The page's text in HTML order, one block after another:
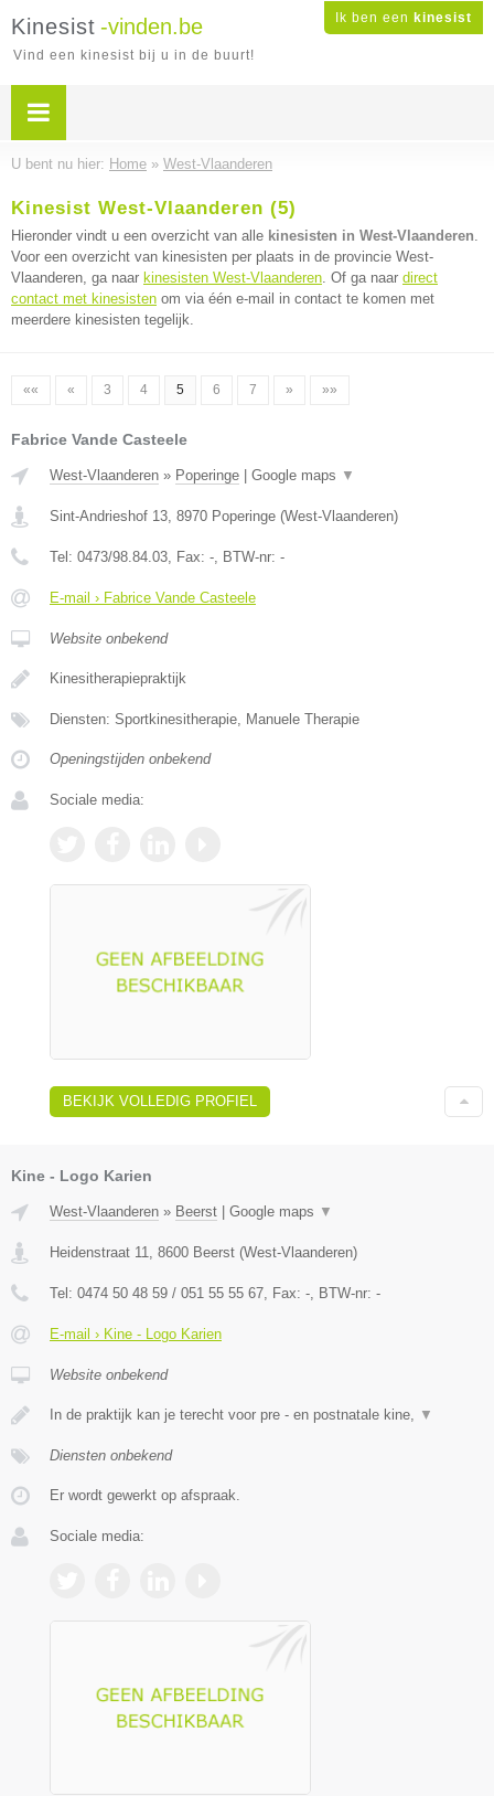
Ik ben een kinesist
Kinesist -vinden.be
Vind een kinesist bij u in de buurt!
U bent nu hier: Home » West-Vlaanderen
Kinesist West-Vlaanderen (5)
Hieronder vindt u een overzicht van alle kinesisten in West-Vlaanderen.
Voor een overzicht van kinesisten per plaats in de provincie West-
Vlaanderen, ga naar kinesisten West-Vlaanderen. Of ga naar direct
contact met kinesisten om via één e-mail in contact te komen met
meerdere kinesisten tegelijk.
«« « 3 4 5 6 7 » »»
Fabrice Vande Casteele
West-Vlaanderen » Poperinge Google maps ▼
Sint-Andrieshof 13, 8970 Poperinge (West-Vlaanderen)
Tel: 0473/98.84.03, Fax: -, BTW-nr: -
E-mail › Fabrice Vande Casteele
Website onbekend
Kinesitherapiepraktijk
Diensten: Sportkinesitherapie, Manuele Therapie
Openingstijden onbekend
Sociale media:
BEKIJK VOLLEDIG PROFIEL
Kine - Logo Karien
West-Vlaanderen » Beerst | Google maps ▼
Heidenstraat 11 8600 Beerst (West-Vlaanderen)
Tel: 0474 50 48 59 / 051 55 55 67 , Fax: - , BTW-nr: -
E-mail › Kine - Logo Karien
Website onbekend
In de praktijk kan je terecht voor pre - en postnatale kine, ▼
Diensten onbekend
Er wordt gewerkt op afspraak.
Sociale media: